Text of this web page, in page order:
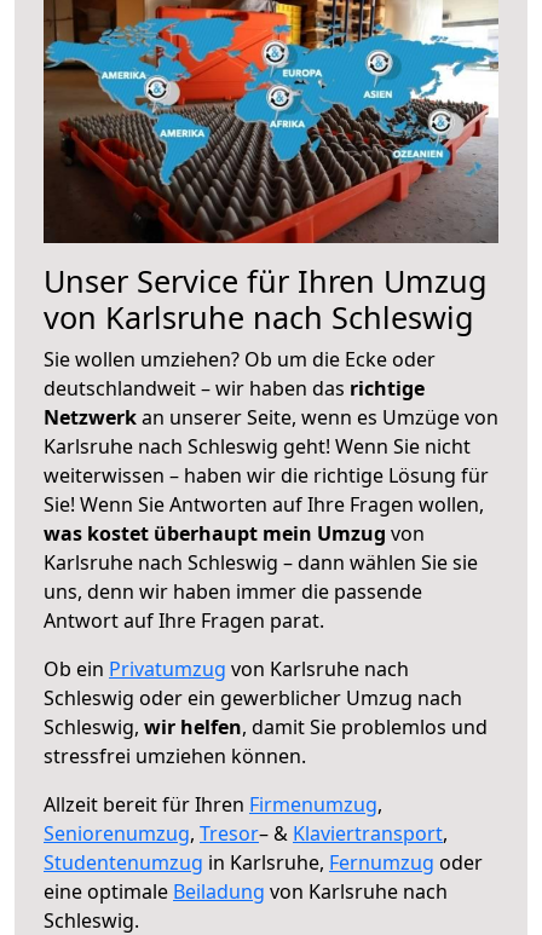
Unser Service für Ihren Umzug
von Karlsruhe nach Schleswig
Sie wollen umziehen? Ob um die Ecke oder
deutschlandweit – wir haben das richtige
Netzwerkan unserer Seite, wenn es Umzüge von
Karlsruhe nach Schleswig geht! Wenn Sie nicht
weiterwissen – haben wir die richtige Lösung für
Sie! Wenn Sie Antworten auf Ihre Fragen wollen,
was kostet überhaupt mein Umzug von
Karlsruhe nach Schleswig – dann wählen Sie sie
uns, denn wir haben immer die passende
Antwort auf Ihre Fragen parat.
Ob ein Privatumzug von Karlsruhe nach
Schleswig oder ein gewerblicher Umzug nach
Schleswig, wir helfen, damit Sie problemlos und
stressfrei umziehen können.
Allzeit bereit für Ihren Firmenumzug,
Seniorenumzug, Tresor– & Klaviertransport,
Studentenumzug in Karlsruhe, Fernumzug oder
eine optimale Beiladung von Karlsruhe nach
Schleswig.